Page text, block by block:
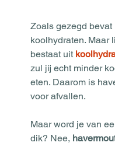
Zoals gezegd bevat
koolhydraten. Maar
bestaat uit
zul jij echt minder
eten. Daarom is
voor afvallen.
Maar word je van
dik? Nee,